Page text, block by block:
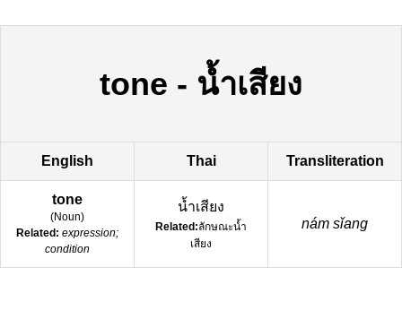
tone - น้ำเสียง
English Thai Transliteration
tone
(Noun)
Related: expression;
condition
น้ำเสียง
Related:ลักษณะน้ำ
เสียง
nám sǐang